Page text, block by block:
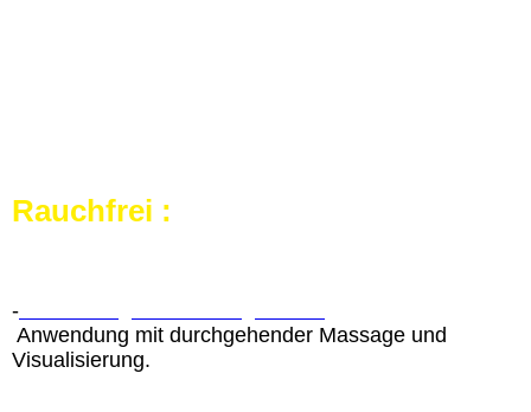
Rauchfrei :
-
Anwendung mit durchgehender Massage und
Visualisierung.